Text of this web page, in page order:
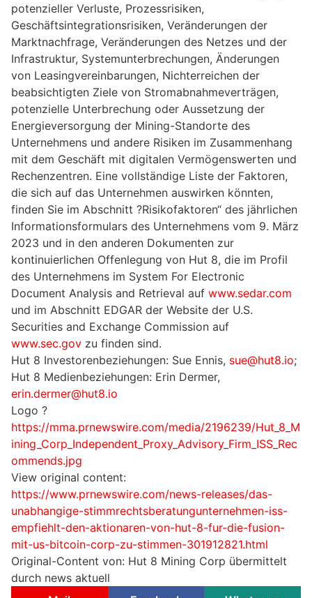
potenzieller Verluste, Prozessrisiken,
Geschäftsintegrationsrisiken, Veränderungen der
Marktnachfrage, Veränderungen des Netzes und der
Infrastruktur, Systemunterbrechungen, Änderungen
von Leasingvereinbarungen, Nichterreichen der
beabsichtigten Ziele von Stromabnahmeverträgen,
potenzielle Unterbrechung oder Aussetzung der
Energieversorgung der Mining-Standorte des
Unternehmens und andere Risiken im Zusammenhang
mit dem Geschäft mit digitalen Vermögenswerten und
Rechenzentren. Eine vollständige Liste der Faktoren,
die sich auf das Unternehmen auswirken könnten,
finden Sie im Abschnitt ?Risikofaktoren“ des jährlichen
Informationsformulars des Unternehmens vom 9. März
2023 und in den anderen Dokumenten zur
kontinuierlichen Offenlegung von Hut 8, die im Profil
des Unternehmens im System For Electronic
Document Analysis and Retrieval auf www.sedar.com
und im Abschnitt EDGAR der Website der U.S.
Securities and Exchange Commission auf
www.sec.gov zu finden sind.
Hut 8 Investorenbeziehungen: Sue Ennis, sue@hut8.io;
Hut 8 Medienbeziehungen: Erin Dermer,
erin.dermer@hut8.io
Logo ?
https://mma.prnewswire.com/media/2196239/Hut_8_M
ining_Corp_Independent_Proxy_Advisory_Firm_ISS_Rec
ommends.jpg
View original content:
https://www.prnewswire.com/news-releases/das-
unabhangige-stimmrechtsberatungunternehmen-iss-
empfiehlt-den-aktionaren-von-hut-8-fur-die-fusion-
mit-us-bitcoin-corp-zu-stimmen-301912821.html
Original-Content von: Hut 8 Mining Corp übermittelt
durch news aktuell